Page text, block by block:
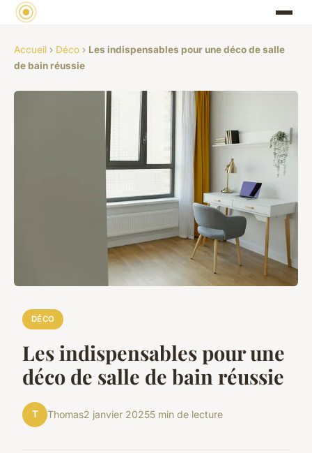
Accueil › Déco › Les indispensables pour une déco de salle
de bain réussie
DÉCO
Les indispensables pour une
déco de salle de bain réussie
T Thomas2 janvier 20255 min de lecture